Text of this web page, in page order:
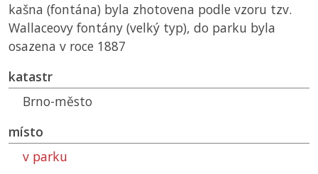
kašna (fontána) byla zhotovena podle vzoru tzv.
Wallaceovy fontány (velký typ), do parku byla
osazena v roce 1887
katastr
Brno-město
místo
v parku